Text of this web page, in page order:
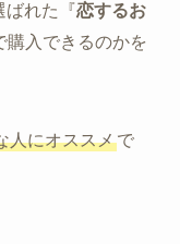
ばれた『恋するお
入できるのかを
人にオススメで